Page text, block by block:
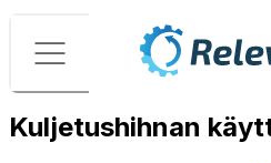
Valikko
Kuljetushihnan